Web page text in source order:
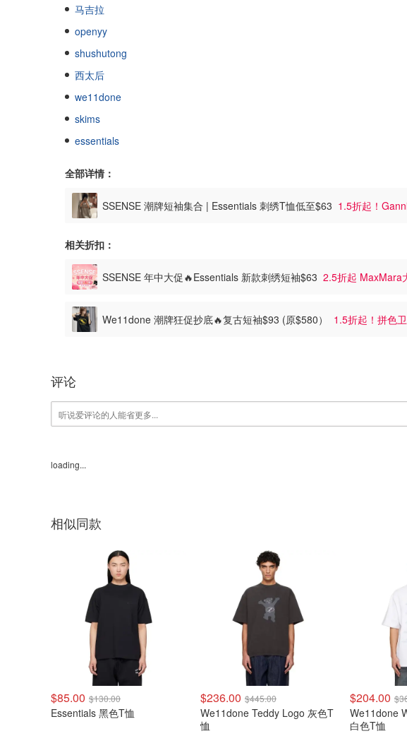
马吉拉
openyy
shushutong
西太后
we11done
skims
essentials
全部详情：
SSENSE 潮牌短袖集合 | Essentials 刺绣T恤低至$63 1.5折起！
相关折扣：
SSENSE 年中大促🔥Essentials 新款刺绣短袖$63 2.5折起 MaxMara
We11done 潮牌狂促抄底🔥复古短袖$93 (原$580） 1.5折起！拼色
评论
loading...
相似同款
$85.00 $130.00
Essentials 黑色T恤
$236.00 $445.00
We11done Teddy Logo 灰色T
恤
$204.00
We11done
白色T恤